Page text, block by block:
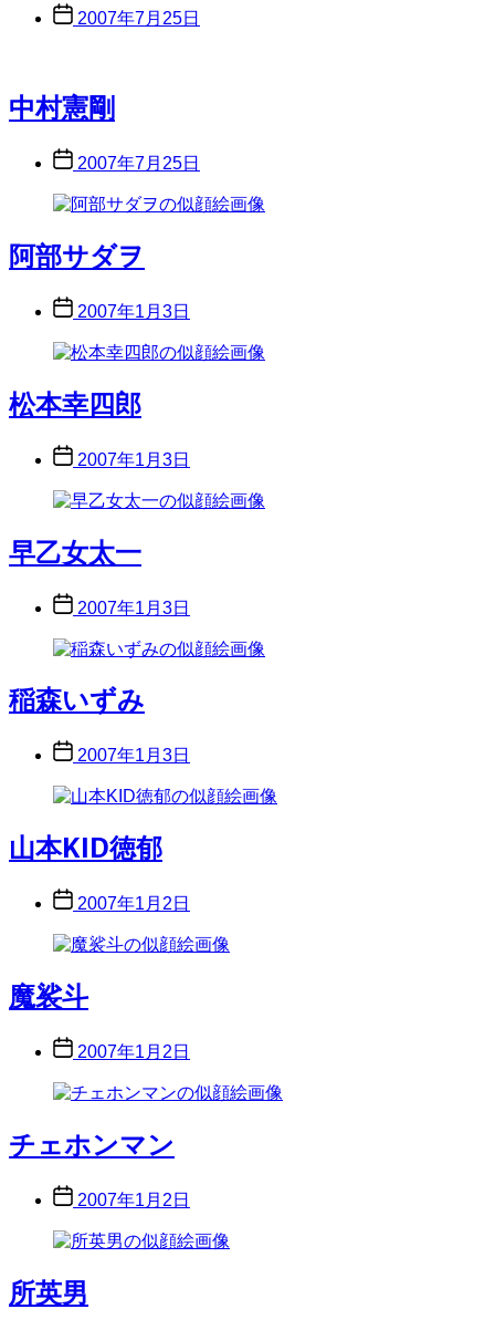
Post
date
2007年7月25日
中村憲剛
Post
date
2007年7月25日
阿部サダヲ
Post
date
2007年1月3日
松本幸四郎
Post
date
2007年1月3日
早乙女太一
Post
date
2007年1月3日
稲森いずみ
Post
date
2007年1月3日
山本KID徳郁
Post
date
2007年1月2日
魔裟斗
Post
date
2007年1月2日
チェホンマン
Post
date
2007年1月2日
所英男